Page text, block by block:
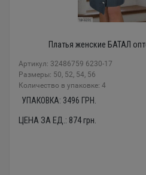
Платья женские БАТАЛ
Артикул: 32486759 6230-17
Размеры: 50, 52, 54, 56
Количество в упаковке: 4
УПАКОВКА: 3496 ГРН.
ЦЕНА ЗА ЕД.: 874грн.